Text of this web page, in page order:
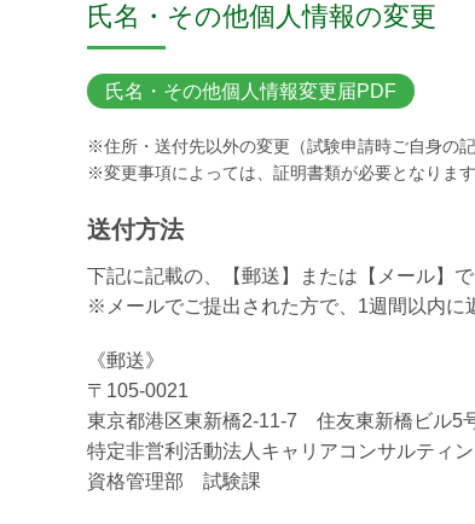
氏名・その他個人情報の変更
氏名・その他個人情報変更届PDF
※住所・送付先以外の変更（試験申請時ご自身の
※変更事項によっては、証明書類が必要となりま
送付方法
下記に記載の、【郵送】または【メール】で
※メールでご提出された方で、1週間以内に
《郵送》
〒105-0021
東京都港区東新橋2-11-7 住友東新橋ビル
特定非営利活動法人キャリアコンサルティ
資格管理部 試験課